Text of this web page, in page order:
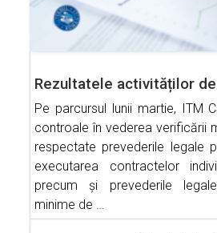
Rezultatele activităților
Pe parcursul lunii martie, ITM
controale în vederea verificării
respectate prevederile legale
executarea contractelor
precum și prevederile
minime de …